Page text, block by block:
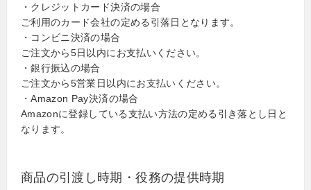
・クレジットカード決済の場合
ご利用のカード会社の定める引落日となります。
・コンビニ決済の場合
ご注文から5日以内にお支払いください。
・銀行振込の場合
ご注文から5営業日以内にお支払いください。
・Amazon Pay決済の場合
Amazonに登録している支払い方法の定める引き落とし日と
なります。
商品の引渡し時期・役務の提供時期